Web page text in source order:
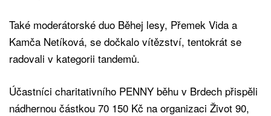
Také moderátorské duo Běhej lesy, Přemek Vida a
Kamča Netíková, se dočkalo vítězství, tentokrát se
radovali v kategorii tandemů.
Účastníci charitativního PENNY běhu v Brdech přispěli
nádhernou částkou 70 150 Kč na organizaci Život 90,